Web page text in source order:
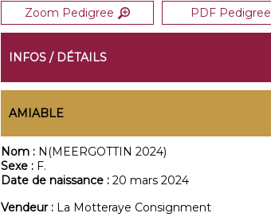
Zoom Pedigree PDF Pedigree
INFOS / DÉTAILS
AMIABLE
Nom : N(MEERGOTTIN 2024)
Sexe : F.
Date de naissance : 20 mars 2024
Vendeur : La Motteraye Consignment